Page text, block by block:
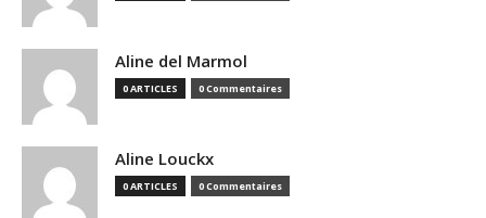
Aline del Marmol
0 ARTICLES 0 Commentaires
Aline Louckx
0 ARTICLES 0 Commentaires